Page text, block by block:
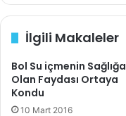
t
a
r
e
s
i
İlgili Makaleler
Bol Su içmenin Sağlığa
Olan Faydası Ortaya
Kondu
10 Mart 2016